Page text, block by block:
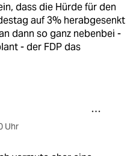
dass die Hürde für den
auf 3% herabgesenkt
dann so ganz nebenbei -
- der FDP das
Uhr